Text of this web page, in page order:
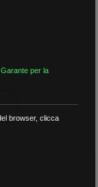
Garante per la
browser, clicca